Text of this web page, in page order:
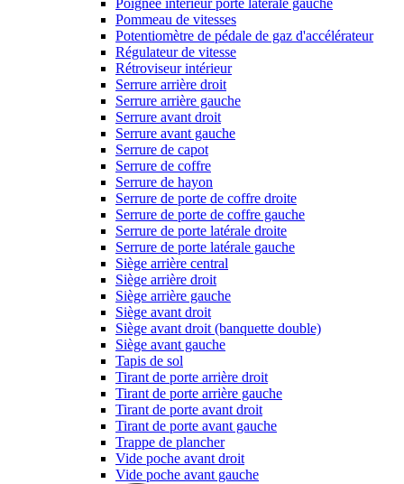
Poignée intérieur porte latérale gauche
Pommeau de vitesses
Potentiomètre de pédale de gaz d'accélérateur
Régulateur de vitesse
Rétroviseur intérieur
Serrure arrière droit
Serrure arrière gauche
Serrure avant droit
Serrure avant gauche
Serrure de capot
Serrure de coffre
Serrure de hayon
Serrure de porte de coffre droite
Serrure de porte de coffre gauche
Serrure de porte latérale droite
Serrure de porte latérale gauche
Siège arrière central
Siège arrière droit
Siège arrière gauche
Siège avant droit
Siège avant droit (banquette double)
Siège avant gauche
Tapis de sol
Tirant de porte arrière droit
Tirant de porte arrière gauche
Tirant de porte avant droit
Tirant de porte avant gauche
Trappe de plancher
Vide poche avant droit
Vide poche avant gauche